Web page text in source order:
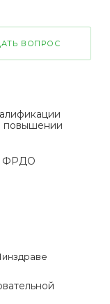
ВОПРОС
повышении
ФРДО